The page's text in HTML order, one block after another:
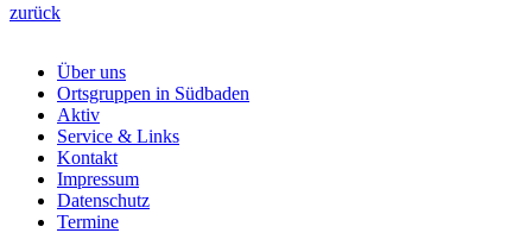
zurück
Über uns
Ortsgruppen in Südbaden
Aktiv
Service & Links
Kontakt
Impressum
Datenschutz
Termine